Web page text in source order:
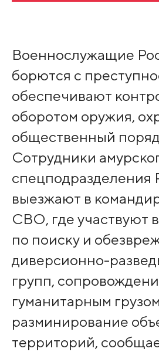
Военнослужащие
борются с
обеспечивают
оборотом оружия,
общественный
Сотрудники
спецподразделения
выезжают в
СВО, где участвуют
по поиску и
диверсионно-
групп,
гуманитарным
разминирование
территорий,